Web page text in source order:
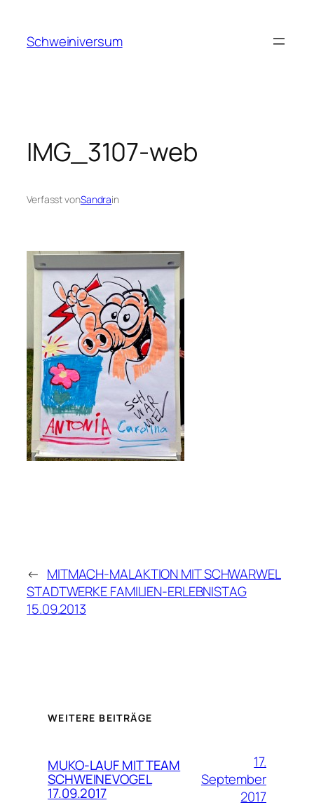
springen
Schweiniversum
IMG_3107-web
Verfasst vonSandrain
← MITMACH-MALAKTION MIT SCHWARWEL
STADTWERKE FAMILIEN-ERLEBNISTAG
15.09.2013
WEITERE BEITRÄGE
MUKO-LAUF MIT TEAM
SCHWEINEVOGEL
17.09.2017
17.
September
2017